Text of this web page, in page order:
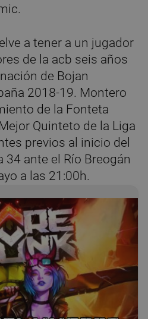
a tener a un jugador
de la acb seis años
de Bojan
2018-19. Montero
de la Fonteta
Quinteto de la Liga
previos al inicio del
ante el Río Breogán
a las 21:00h.